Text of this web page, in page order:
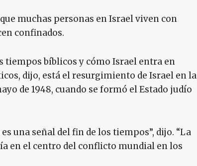
muchas personas en Israel viven con
confinados.
tiempos bíblicos y cómo Israel entra en
dijo, está el resurgimiento de Israel en la
de 1948, cuando se formó el Estado judío
una señal del fin de los tiempos”, dijo. “La
en el centro del conflicto mundial en los